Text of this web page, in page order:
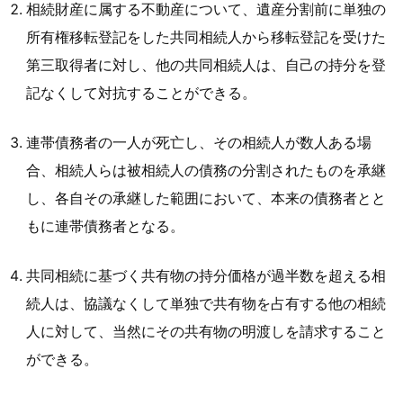
相続財産に属する不動産について、遺産分割前に単独の
所有権移転登記をした共同相続人から移転登記を受けた
第三取得者に対し、他の共同相続人は、自己の持分を登
記なくして対抗することができる。
連帯債務者の一人が死亡し、その相続人が数人ある場
合、相続人らは被相続人の債務の分割されたものを承継
し、各自その承継した範囲において、本来の債務者とと
もに連帯債務者となる。
共同相続に基づく共有物の持分価格が過半数を超える相
続人は、協議なくして単独で共有物を占有する他の相続
人に対して、当然にその共有物の明渡しを請求すること
ができる。